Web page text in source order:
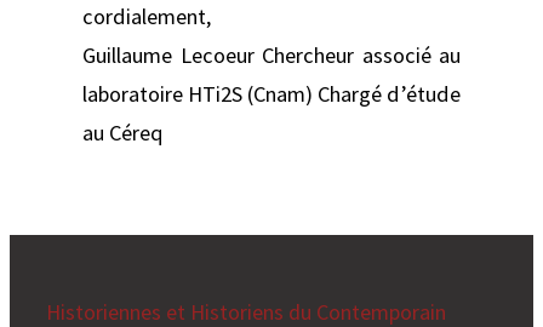
cordialement,
Guillaume Lecoeur Chercheur associé au
laboratoire HTi2S (Cnam) Chargé d’étude
au Céreq
Historiennes et Historiens du Contemporain